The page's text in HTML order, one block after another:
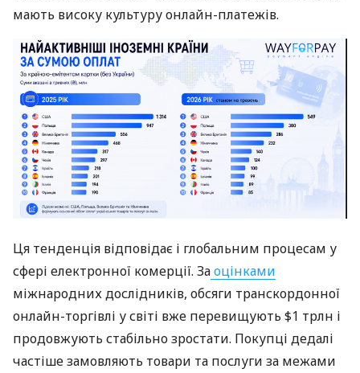
мають високу культуру онлайн-платежів.
Ця тенденція відповідає і глобальним процесам у
сфері електронної комерції. Заоцінками
міжнародних дослідників, обсяги транскордонної
онлайн-торгівлі у світі вже перевищують $1 трлн і
продовжують стабільно зростати. Покупці дедалі
частіше замовляють товари та послуги за межами